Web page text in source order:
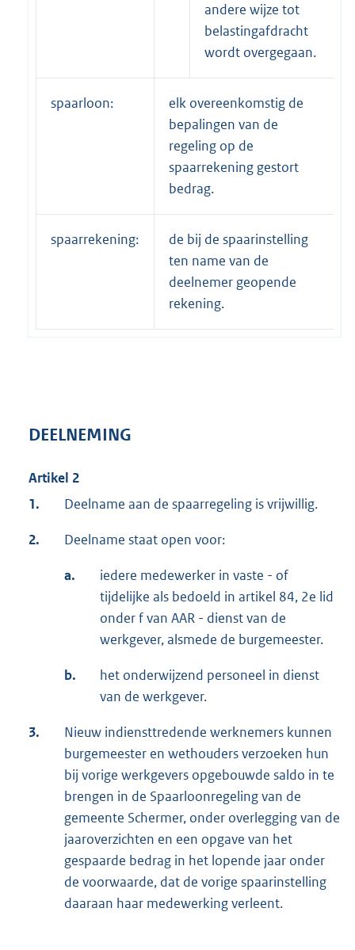
andere wijze tot
belastingafdracht
wordt overgegaan.
spaarloon:
elk overeenkomstig de
bepalingen van de
regeling op de
spaarrekening gestort
bedrag.
spaarrekening:
de bij de spaarinstelling
ten name van de
deelnemer geopende
rekening.
DEELNEMING
Artikel 2
1.
Deelname aan de spaarregeling is vrijwillig.
2. Deelname staat open voor:
a.
iedere medewerker in vaste - of
tijdelijke als bedoeld in artikel 84, 2e lid
onder f van AAR - dienst van de
werkgever, alsmede de burgemeester.
b.
het onderwijzend personeel in dienst
van de werkgever.
3.
Nieuw indiensttredende werknemers kunnen
burgemeester en wethouders verzoeken hun
bij vorige werkgevers opgebouwde saldo in te
brengen in de Spaarloonregeling van de
gemeente Schermer, onder overlegging van de
jaaroverzichten en een opgave van het
gespaarde bedrag in het lopende jaar onder
de voorwaarde, dat de vorige spaarinstelling
daaraan haar medewerking verleent.